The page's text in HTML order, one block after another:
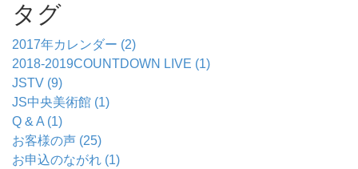
タグ
2017年カレンダー (2)
2018-2019COUNTDOWN LIVE (1)
JSTV (9)
JS中央美術館 (1)
Q & A (1)
お客様の声 (25)
お申込のながれ (1)